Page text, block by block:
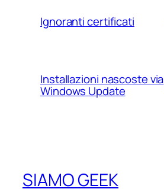
Ignoranti certificati
Installazioni nascoste via
Windows Update
SIAMO GEEK